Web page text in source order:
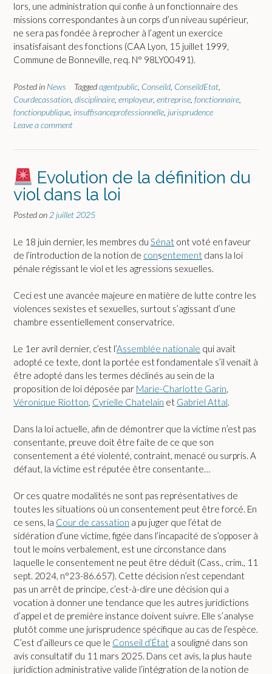
lors, une administration qui confie à un fonctionnaire des
missions correspondantes à un corps d’un niveau supérieur,
ne sera pas fondée à reprocher à l’agent un exercice
insatisfaisant des fonctions (CAA Lyon, 15 juillet 1999,
Commune de Bonneville, req. N° 98LY00491).
Posted in News Taggedagentpublic Conseild ConseildEtat
Courdecassation disciplinaire employeur, entreprise fonctionnaire
fonctionpublique insuffisanceprofessionnelle jurisprudence
Leave a comment
Evolution de la définition du
viol dans la loi
Posted on 2 juillet 2025
Le 18 juin dernier, les membres du Sénat ont voté en faveur
de l’introduction de la notion de consentement dans la loi
pénale régissant le viol et les agressions sexuelles.
Ceci est une avancée majeure en matière de lutte contre les
violences sexistes et sexuelles, surtout s’agissant d’une
chambre essentiellement conservatrice.
Le 1er avril dernier, c’est l’Assemblée nationale qui avait
adopté ce texte, dont la portée est fondamentale s’il venait à
être adopté dans les termes déclinés au sein de la
proposition de loi déposée par Marie-Charlotte Garin
Véronique Riotton Cyrielle Chatelain et Gabriel Attal
Dans la loi actuelle, afin de démontrer que la victime n’est pas
consentante, preuve doit être faite de ce que son
consentement a été violenté, contraint, menacé ou surpris. A
défaut, la victime est réputée être consentante…
Or ces quatre modalités ne sont pas représentatives de
toutes les situations où un consentement peut être forcé. En
ce sens, la Cour de cassation a pu juger que l’état de
sidération d’une victime, figée dans l’incapacité de s’opposer à
tout le moins verbalement, est une circonstance dans
laquelle le consentement ne peut être déduit (Cass., crim., 11
sept. 2024, n°23-86.657). Cette décision n’est cependant
pas un arrêt de principe, c’est-à-dire une décision qui a
vocation à donner une tendance que les autres juridictions
d’appel et de première instance doivent suivre. Elle s’analyse
plutôt comme une jurisprudence spécifique au cas de l’espèce.
C’est d’ailleurs ce que le Conseil d’État a souligné dans son
avis consultatif du 11 mars 2025. Dans cet avis, la plus haute
juridiction administrative valide l’intégration de la notion de